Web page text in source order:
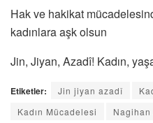
Hak ve hakikat
kadınlara aşk olsun
Jin, Jiyan, Azadî! Kadın,
Etiketler: Jin jiyan azadî
Kadın Mücadelesi
Nagihan